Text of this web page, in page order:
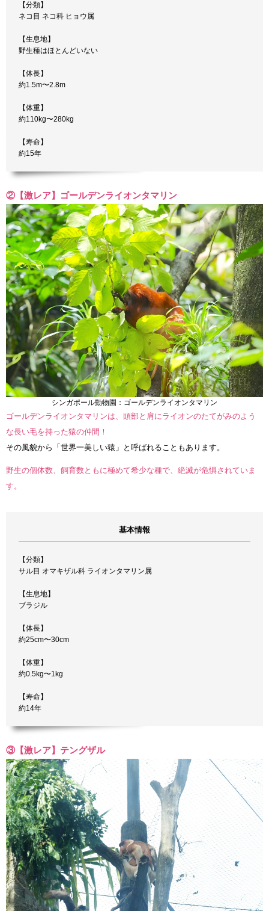
【分類】
ネコ目 ネコ科 ヒョウ属
【生息地】
野生種はほとんどいない
【体長】
約1.5m〜2.8m
【体重】
約110kg〜280kg
【寿命】
約15年
②【激レア】ゴールデンライオンタマリン
シンガポール動物園：ゴールデンライオンタマリン
ゴールデンライオンタマリンは、頭部と肩にライオンのたてがみのよう
な長い毛を持った猿の仲間！
その風貌から「世界一美しい猿」と呼ばれることもあります。
野生の個体数、飼育数ともに極めて希少な種で、絶滅が危惧されていま
す。
基本情報
【分類】
サル目 オマキザル科 ライオンタマリン属
【生息地】
ブラジル
【体長】
約25cm〜30cm
【体重】
約0.5kg〜1kg
【寿命】
約14年
③【激レア】テングザル